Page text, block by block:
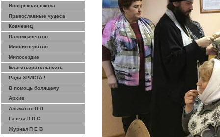
Воскресная школа
Православные чудеса
Ковчежец
Паломничество
Миссионерство
Милосердие
Благотворительность
Ради ХРИСТА !
В помощь болящему
Архив
Альманах П Л
Газета П П С
Журнал П Е В